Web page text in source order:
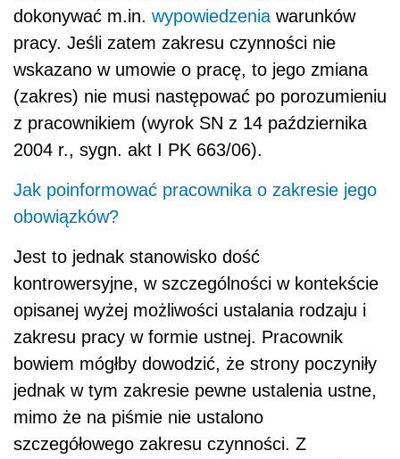
dokonywać m.in. wypowiedzenia warunków
pracy. Jeśli zatem zakresu czynności nie
wskazano w umowie o pracę, to jego zmiana
(zakres) nie musi następować po porozumieniu
z pracownikiem (wyrok SN z 14 października
2004 r., sygn. akt I PK 663/06).
Jak poinformować pracownika o zakresie jego
obowiązków?
Jest to jednak stanowisko dość
kontrowersyjne, w szczególności w kontekście
opisanej wyżej możliwości ustalania rodzaju i
zakresu pracy w formie ustnej. Pracownik
bowiem mógłby dowodzić, że strony poczyniły
jednak w tym zakresie pewne ustalenia ustne,
mimo że na piśmie nie ustalono
szczegółowego zakresu czynności. Z